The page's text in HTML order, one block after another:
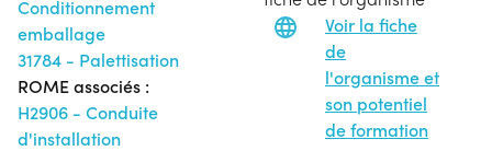
Conditionnement
emballage
31784 - Palettisation
ROME associés :
H2906 - Conduite
d'installation
Voir la fiche
de
l'organisme et
son potentiel
de formation